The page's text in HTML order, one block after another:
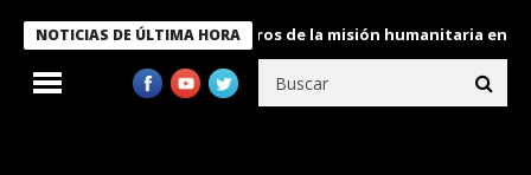
NOTICIAS DE ÚLTIMA HORA
condecora a miembros de la misión humanitaria enviada a